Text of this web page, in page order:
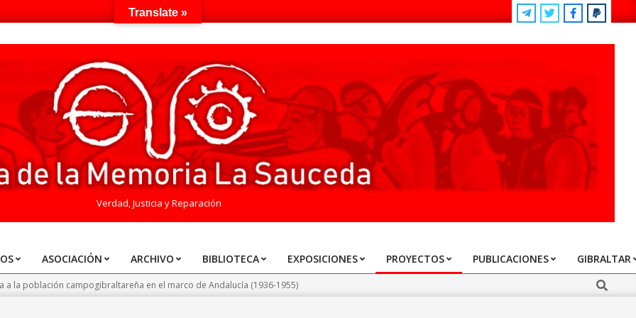
Verdad, Justicia y Reparación
ASOCIACIÓN ARCHIVO BIBLIOTECA EXPOSICIONES PROYECTOS PUBLICACIONES GIBRALTAR
a la población campogibraltareña en el marco de Andalucía (1936-1955) Search
Translate »